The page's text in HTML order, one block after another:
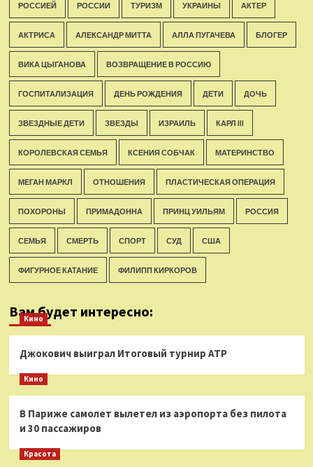
РОССИЕЙ РОССИИ ТУРИЗМ УКРАИНЫ АКТЕР
АКТРИСА АЛЕКСАНДР МИТТА АЛЛА ПУГАЧЕВА БЛОГЕР
ВИКА ЦЫГАНОВА ВОЗВРАЩЕНИЕ В РОССИЮ
ГОСПИТАЛИЗАЦИЯ ДЕНЬ РОЖДЕНИЯ ДЕТИ ДОЧЬ
ЗВЕЗДНЫЕ ДЕТИ ЗВЕЗДЫ ИЗРАИЛЬ КАРЛ III
КОРОЛЕВСКАЯ СЕМЬЯ КСЕНИЯ СОБЧАК МАТЕРИНСТВО
МЕГАН МАРКЛ ОТНОШЕНИЯ ПЛАСТИЧЕСКАЯ ОПЕРАЦИЯ
ПОХОРОНЫ ПРИМАДОННА ПРИНЦ УИЛЬЯМ РОССИЯ
СЕМЬЯ СМЕРТЬ СПОРТ СУД США
ФИГУРНОЕ КАТАНИЕ ФИЛИПП КИРКОРОВ
Вам будет интересно:
Кино
Джокович выиграл Итоговый турнир ATP
Кино
В Париже самолет вылетел из аэропорта без пилота
и 30 пассажиров
Красота